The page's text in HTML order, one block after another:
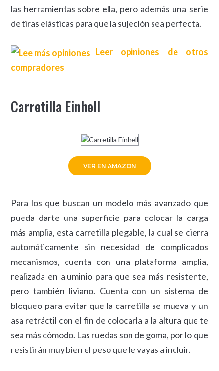
las herramientas sobre ella, pero además una serie
de tiras elásticas para que la sujeción sea perfecta.
Leer opiniones de otros
compradores
Carretilla Einhell
VER EN AMAZON
Para los que buscan un modelo más avanzado que
pueda darte una superficie para colocar la carga
más amplia, esta carretilla plegable, la cual se cierra
automáticamente sin necesidad de complicados
mecanismos, cuenta con una plataforma amplia,
realizada en aluminio para que sea más resistente,
pero también liviano. Cuenta con un sistema de
bloqueo para evitar que la carretilla se mueva y un
asa retráctil con el fin de colocarla a la altura que te
sea más cómodo. Las ruedas son de goma, por lo que
resistirán muy bien el peso que le vayas a incluir.